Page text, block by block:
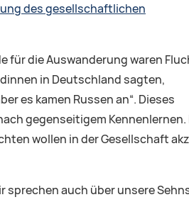
des gesellschaftlichen
für die Auswanderung waren
in Deutschland sagten,
es kamen Russen an“. Dieses
gegenseitigem Kennenlernen.
wollen in der Gesellschaft
sprechen auch über unsere